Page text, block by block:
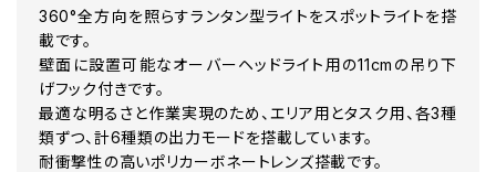
360°全方向を照らすランタン型ライトをスポットライトを搭
載です。
壁面に設置可能なオーバーヘッドライト用の11cmの吊り下
げフック付きです。
最適な明るさと作業実現のため、エリア用とタスク用、各3種
類ずつ、計6種類の出力モードを搭載しています。
耐衝撃性の高いポリカーボネートレンズ搭載です。